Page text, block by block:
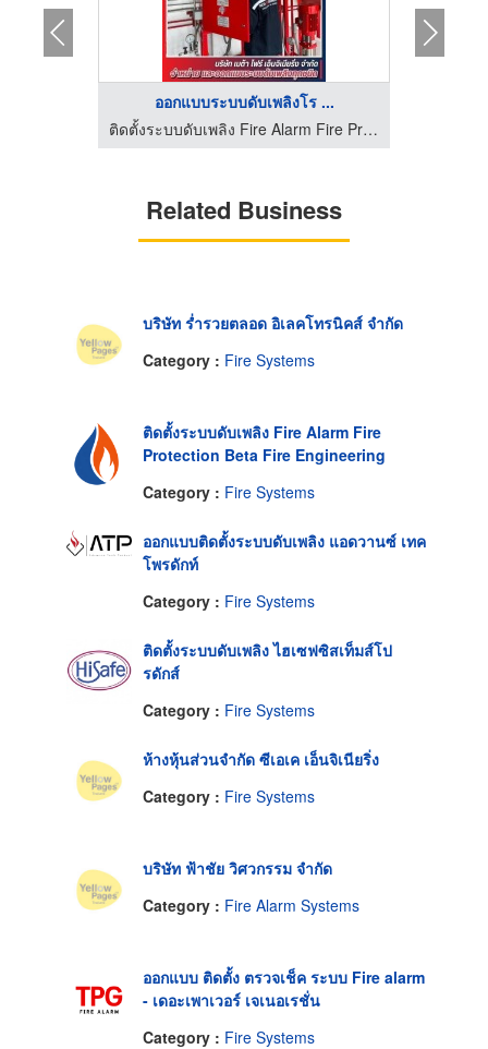
ออกแบบระบบดับเพลิงโร ...
ติดตั้งระบบดับเพลิง Fire Alarm Fire Protection Beta Fire Engineering
Related Business
บริษัท ร่ำรวยตลอด อิเลคโทรนิคส์ จำกัด
Category : Fire Systems
ติดตั้งระบบดับเพลิง Fire Alarm Fire
Protection Beta Fire Engineering
Category : Fire Systems
ออกแบบติดตั้งระบบดับเพลิง แอดวานซ์ เทค
โพรดักท์
Category : Fire Systems
ติดตั้งระบบดับเพลิง ไฮเซฟซิสเท็มส์โป
รดักส์
Category : Fire Systems
ห้างหุ้นส่วนจำกัด ซีเอเค เอ็นจิเนียริ่ง
Category : Fire Systems
บริษัท ฟ้าชัย วิศวกรรม จำกัด
Category : Fire Alarm Systems
ออกแบบ ติดตั้ง ตรวจเช็ค ระบบ Fire alarm
- เดอะเพาเวอร์ เจเนอเรชั่น
Category : Fire Systems